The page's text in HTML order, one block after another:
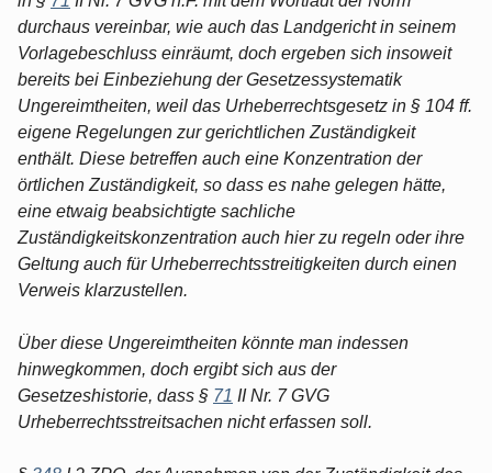
durchaus vereinbar, wie auch das Landgericht in seinem
Vorlagebeschluss einräumt, doch ergeben sich insoweit
bereits bei Einbeziehung der Gesetzessystematik
Ungereimtheiten, weil das Urheberrechtsgesetz in § 104 ff.
eigene Regelungen zur gerichtlichen Zuständigkeit
enthält. Diese betreffen auch eine Konzentration der
örtlichen Zuständigkeit, so dass es nahe gelegen hätte,
eine etwaig beabsichtigte sachliche
Zuständigkeitskonzentration auch hier zu regeln oder ihre
Geltung auch für Urheberrechtsstreitigkeiten durch einen
Verweis klarzustellen.
Über diese Ungereimtheiten könnte man indessen
hinwegkommen, doch ergibt sich aus der
Gesetzeshistorie, dass § 71 II Nr. 7 GVG
Urheberrechtsstreitsachen nicht erfassen soll.